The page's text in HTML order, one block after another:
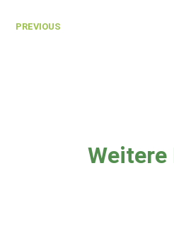
PREVIOUS
Weitere